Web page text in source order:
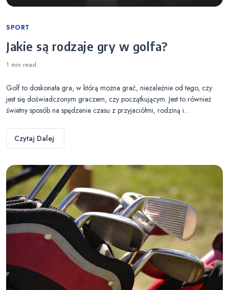
Categories
SPORT
Jakie są rodzaje gry w golfa?
1 min read
Golf to doskonała gra, w którą można grać, niezależnie od tego, czy
jest się doświadczonym graczem, czy początkującym. Jest to również
świetny sposób na spędzenie czasu z przyjaciółmi, rodziną i…
Czytaj Dalej